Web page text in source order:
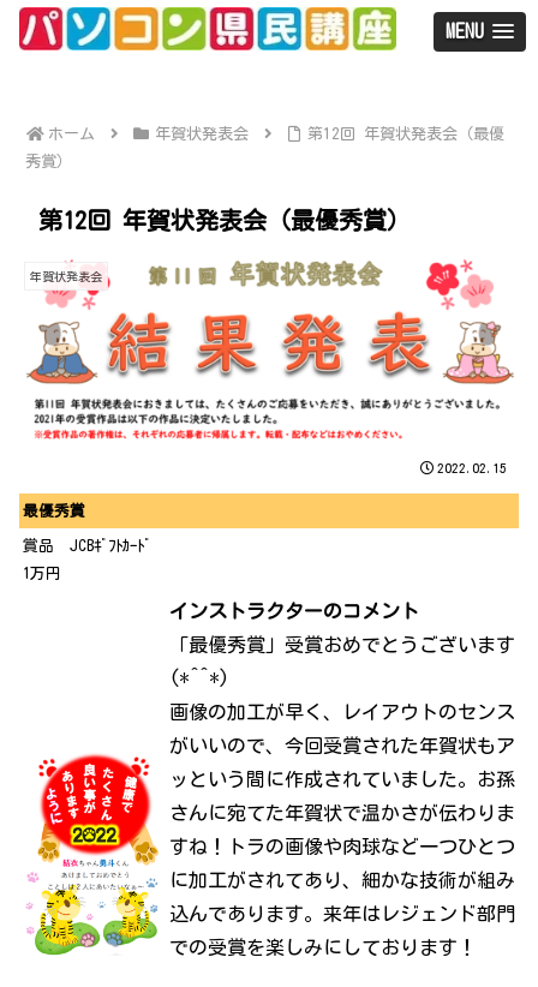
MENU
ホーム 年賀状発表会
第12回 年賀状発表会（最優
秀賞）
第12回 年賀状発表会（最優秀賞）
年賀状発表会
2022.02.15
最優秀賞
賞品 JCBｷﾞﾌﾄｶｰﾄﾞ
1万円
インストラクターのコメント
「最優秀賞」受賞おめでとうございます
(*^^*)
画像の加工が早く、レイアウトのセンス
がいいので、今回受賞された年賀状もア
ッという間に作成されていました。お孫
さんに宛てた年賀状で温かさが伝わりま
すね！トラの画像や肉球など一つひとつ
に加工がされてあり、細かな技術が組み
込んであります。来年はレジェンド部門
での受賞を楽しみにしております！